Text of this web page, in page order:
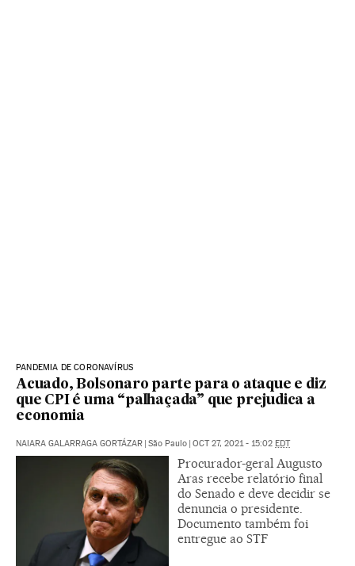
PANDEMIA DE CORONAVÍRUS
Acuado, Bolsonaro parte para o ataque e diz
que CPI é uma “palhaçada” que prejudica a
economia
NAIARA GALARRAGA GORTÁZAR | São Paulo | OCT 27, 2021 - 15:02 EDT
Procurador-geral Augusto
Aras recebe relatório final
do Senado e deve decidir se
denuncia o presidente.
Documento também foi
entregue ao STF